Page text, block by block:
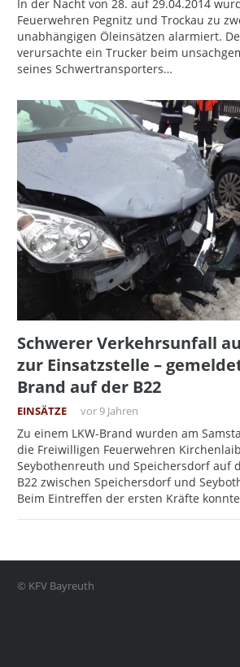
In der Nacht von 28. auf 29.04.2014
Feuerwehren Pegnitz und Trockau zu
unabhängigen Öleinsätzen alarmiert.
verursachte ein Trucker beim
seines Schwertransporters…
Schwerer Verkehrsunfall
zur Einsatzstelle –
Brand auf der B22
EINSÄTZE vor 9 Jahren
Zu einem LKW-Brand wurden am
die Freiwilligen Feuerwehren
Seybothenreuth und Speichersdorf auf
B22 zwischen Speichersdorf und
Beim Eintreffen der ersten Kräfte
© KFV Bayreuth